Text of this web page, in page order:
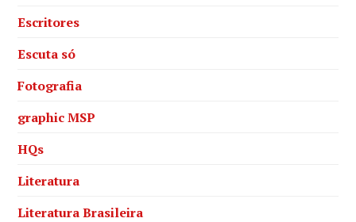
Escritores
Escuta só
Fotografia
graphic MSP
HQs
Literatura
Literatura Brasileira